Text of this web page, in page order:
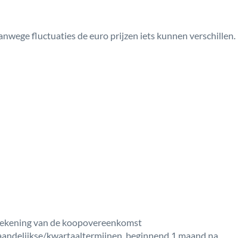
fluctuaties de euro prijzen iets kunnen verschillen.
van de koopovereenkomst
kwartaaltermijnen, beginnend 1 maand na